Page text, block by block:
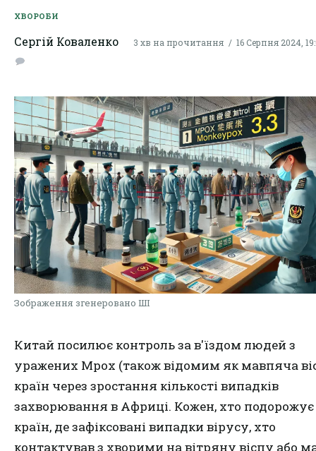
ХВОРОБИ
Сергій Коваленко 3 хв на прочитання 16 Серпня 2024,
Зображення згенеровано ШІ
Китай посилює контроль за в'їздом людей з
уражених Mpox (також відомим як мавпяча
країн через зростання кількості випадків
захворювання в Африці. Кожен, хто подорожує
країн, де зафіксовані випадки вірусу, хто
контактував з хворими на вітряну віспу або